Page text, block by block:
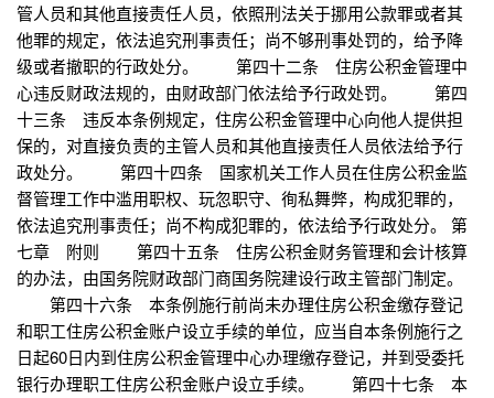
管人员和其他直接责任人员，依照刑法关于挪用公款罪或者其
他罪的规定，依法追究刑事责任；尚不够刑事处罚的，给予降
级或者撤职的行政处分。 第四十二条 住房公积金管理中
心违反财政法规的，由财政部门依法给予行政处罚。 第四
十三条 违反本条例规定，住房公积金管理中心向他人提供担
保的，对直接负责的主管人员和其他直接责任人员依法给予行
政处分。 第四十四条 国家机关工作人员在住房公积金监
督管理工作中滥用职权、玩忽职守、徇私舞弊，构成犯罪的，
依法追究刑事责任；尚不构成犯罪的，依法给予行政处分。 第
七章 附则 第四十五条 住房公积金财务管理和会计核算
的办法，由国务院财政部门商国务院建设行政主管部门制定。
第四十六条 本条例施行前尚未办理住房公积金缴存登记
和职工住房公积金账户设立手续的单位，应当自本条例施行之
日起60日内到住房公积金管理中心办理缴存登记，并到受委托
银行办理职工住房公积金账户设立手续。 第四十七条 本